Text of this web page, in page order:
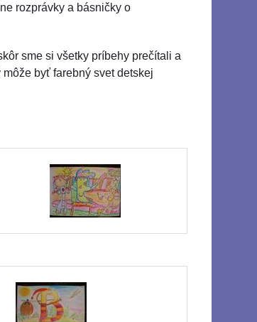
rozprávky a básničky o
sme si všetky príbehy prečítali a
byť farebný svet detskej